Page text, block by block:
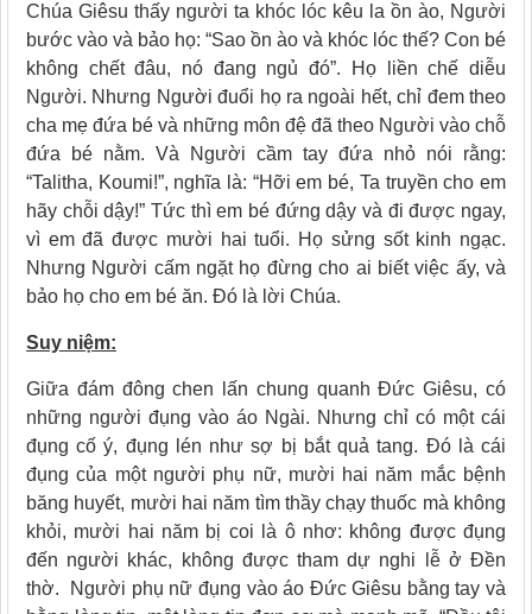
Chúa Giêsu thấy người ta khóc lóc kêu la ồn ào, Người
bước vào và bảo họ: “Sao ồn ào và khóc lóc thế? Con bé
không chết đâu, nó đang ngủ đó”. Họ liền chế diễu
Người. Nhưng Người đuổi họ ra ngoài hết, chỉ đem theo
cha mẹ đứa bé và những môn đệ đã theo Người vào chỗ
đứa bé nằm. Và Người cầm tay đứa nhỏ nói rằng:
“Talitha, Koumi!”, nghĩa là: “Hỡi em bé, Ta truyền cho em
hãy chỗi dậy!” Tức thì em bé đứng dậy và đi được ngay,
vì em đã được mười hai tuổi. Họ sửng sốt kinh ngạc.
Nhưng Người cấm ngặt họ đừng cho ai biết việc ấy, và
bảo họ cho em bé ăn. Ðó là lời Chúa.
Suy niệm:
Giữa đám đông chen lấn chung quanh Ðức Giêsu, có
những người đụng vào áo Ngài. Nhưng chỉ có một cái
đụng cố ý, đụng lén như sợ bị bắt quả tang. Ðó là cái
đụng của một người phụ nữ, mười hai năm mắc bệnh
băng huyết, mười hai năm tìm thầy chạy thuốc mà không
khỏi, mười hai năm bị coi là ô nhơ: không được đụng
đến người khác, không được tham dự nghi lễ ở Ðền
thờ. Người phụ nữ đụng vào áo Ðức Giêsu bằng tay và